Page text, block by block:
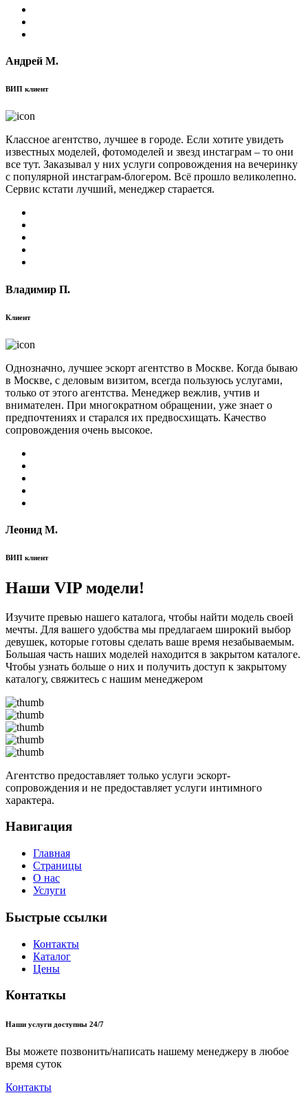
Андрей М.
ВИП клиент
Классное агентство, лучшее в городе. Если хотите увидеть
известных моделей, фотомоделей и звезд инстаграм – то они
все тут. Заказывал у них услуги сопровождения на вечеринку
с популярной инстаграм-блогером. Всё прошло великолепно.
Сервис кстати лучший, менеджер старается.
Владимир П.
Клиент
Однозначно, лучшее эскорт агентство в Москве. Когда бываю
в Москве, с деловым визитом, всегда пользуюсь услугами,
только от этого агентства. Менеджер вежлив, учтив и
внимателен. При многократном обращении, уже знает о
предпочтениях и старался их предвосхищать. Качество
сопровождения очень высокое.
Леонид М.
ВИП клиент
Наши VIP модели!
Изучите превью нашего каталога, чтобы найти модель своей
мечты. Для вашего удобства мы предлагаем широкий выбор
девушек, которые готовы сделать ваше время незабываемым.
Большая часть наших моделей находится в закрытом каталоге.
Чтобы узнать больше о них и получить доступ к закрытому
каталогу, свяжитесь с нашим менеджером
Агентство предоставляет только услуги эскорт-
сопровождения и не предоставляет услуги интимного
характера.
Навигация
Главная
Страницы
О нас
Услуги
Быстрые ссылки
Контакты
Каталог
Цены
Контаткы
Наши услуги доступны 24/7
Вы можете позвонить/написать нашему менеджеру в любое
время суток
Контакты